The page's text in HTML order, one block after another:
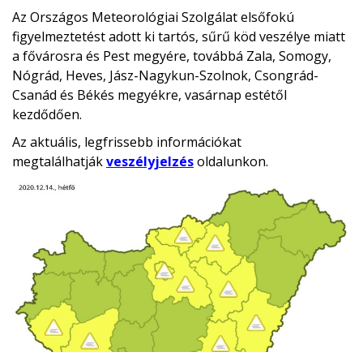
Az Országos Meteorológiai Szolgálat elsőfokú
figyelmeztetést adott ki tartós, sűrű köd veszélye miatt
a fővárosra és Pest megyére, továbbá Zala, Somogy,
Nógrád, Heves, Jász-Nagykun-Szolnok, Csongrád-
Csanád és Békés megyékre, vasárnap estétől
kezdődően.
Az aktuális, legfrissebb információkat
megtalálhatjákveszélyjelzésoldalunkon.